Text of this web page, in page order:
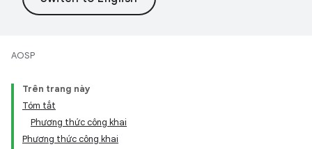
AOSP
Trên trang này
Tóm tắt
Phương thức công khai
Phương thức công khai